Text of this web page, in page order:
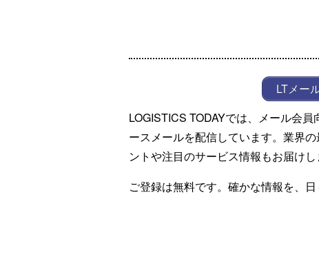
LTメー
LOGISTICS TODAYでは、メール会
ースメールを配信しています。業界
ントや注目のサービス情報もお届けし
ご登録は無料です。確かな情報を、